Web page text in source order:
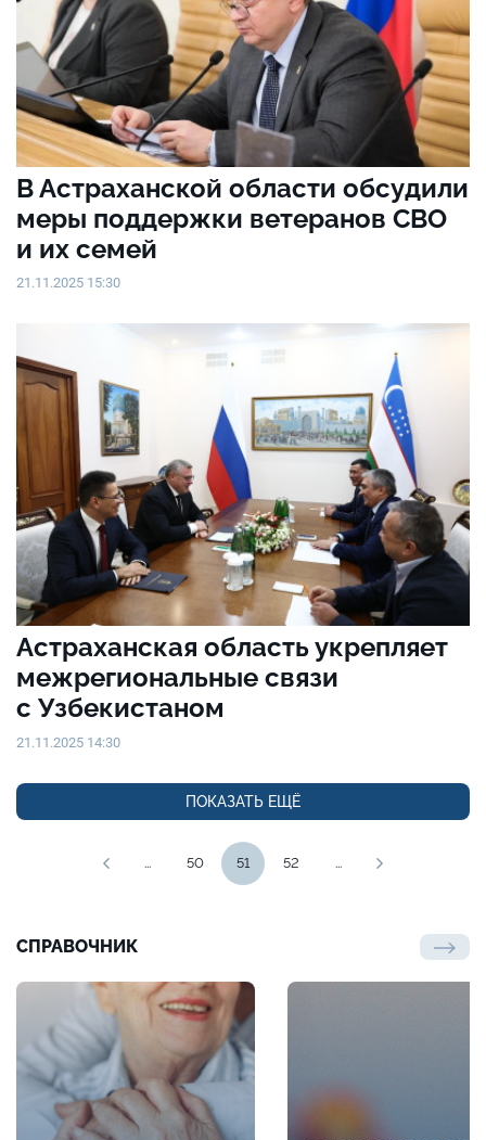
В Астраханской области обсудили
меры поддержки ветеранов СВО
и их семей
21.11.2025 15:30
Астраханская область укрепляет
межрегиональные связи
с Узбекистаном
21.11.2025 14:30
ПОКАЗАТЬ ЕЩЁ
... 50 51 52 ...
СПРАВОЧНИК